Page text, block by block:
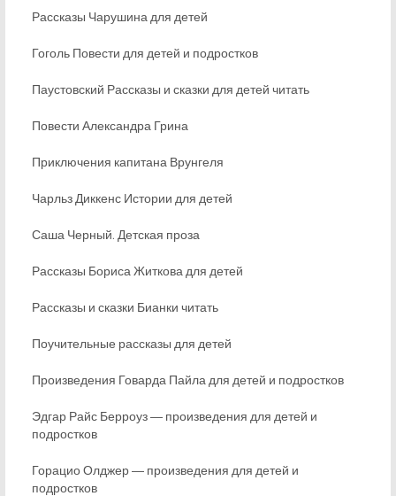
Рассказы Чарушина для детей
Гоголь Повести для детей и подростков
Паустовский Рассказы и сказки для детей читать
Повести Александра Грина
Приключения капитана Врунгеля
Чарльз Диккенс Истории для детей
Саша Черный. Детская проза
Рассказы Бориса Житкова для детей
Рассказы и сказки Бианки читать
Поучительные рассказы для детей
Произведения Говарда Пайла для детей и подростков
Эдгар Райс Берроуз ― произведения для детей и
подростков
Горацио Олджер ― произведения для детей и
подростков